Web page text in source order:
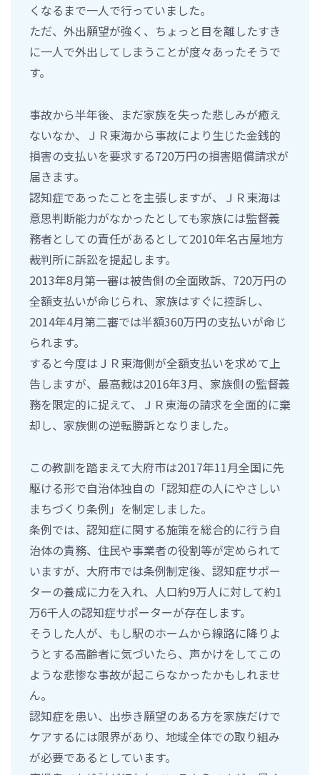
くなるまで一人で行っていました。
ただ、外出願望が強く、ちょっと目を離したすき
に一人で外出してしまうことが度々あったそうで
す。
事故から半年後、まだ家族を失った悲しみが癒え
ないなか、ＪＲ東海から事故により生じた金銭的
損害の支払いを要求する720万円の損害賠償請求が
届きます。
認知症であったことを主張しますが、ＪＲ東海は
意思判断能力がなかったとしても家族には監督義
務者としての責任があるとして2010年名古屋地方
裁判所に訴訟を提起します。
2013年8月第一審は被告側の全面敗訴、720万円の
全額支払いが命じられ、家族はすぐに控訴し、
2014年4月第二審では半額360万円の支払いが命じ
られます。
すると今度はＪＲ東海側が全額支払いを求めて上
告しますが、最高裁は2016年3月、家族側の監督義
務を限定的に捉えて、ＪＲ東海の請求を全面的に棄
却し、家族側の逆転勝訴となりました。
この教訓を踏まえて大府市は2017年11月全国に先
駆ける形で自治体独自の「認知症の人にやさしい
まちづくり条例」を制定しました。
条例では、認知症に関する施策を総合的に行う自
治体の責務、住民や事業者の役割等が定められて
いますが、大府市では条例制定後、認知症サポー
ターの養成に力を入れ、人口約9万人に対して約1
万6千人の認知症サポーターが存在します。
そうした人が、もし駅のホームから線路に降りよ
うとする高齢者に気づいたら、声かけをしてこの
ような悲惨な事故が起こらなかったかもしれませ
ん。
認知症を患い、出歩き願望のある方を家族だけで
ケアするには限界があり、地域全体での取り組み
が必要であるとしています。